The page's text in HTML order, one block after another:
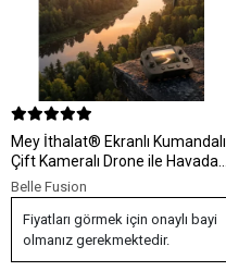
Mey İthalat® Ekranlı Kumandalı
Çift Kameralı Drone ile Havadan
Çekim
Belle Fusion
Fiyatları görmek için onaylı bayi
olmanız gerekmektedir.